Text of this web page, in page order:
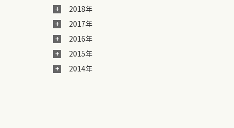
2018年
2017年
2016年
2015年
2014年